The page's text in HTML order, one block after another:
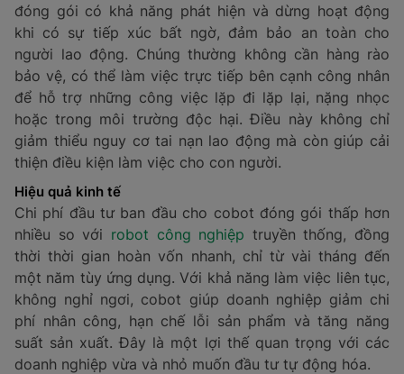
đóng gói có khả năng phát hiện và dừng hoạt động
khi có sự tiếp xúc bất ngờ, đảm bảo an toàn cho
người lao động. Chúng thường không cần hàng rào
bảo vệ, có thể làm việc trực tiếp bên cạnh công nhân
để hỗ trợ những công việc lặp đi lặp lại, nặng nhọc
hoặc trong môi trường độc hại. Điều này không chỉ
giảm thiểu nguy cơ tai nạn lao động mà còn giúp cải
thiện điều kiện làm việc cho con người.
Hiệu quả kinh tế
Chi phí đầu tư ban đầu cho cobot đóng gói thấp hơn
nhiều so với robot công nghiệp truyền thống, đồng
thời thời gian hoàn vốn nhanh, chỉ từ vài tháng đến
một năm tùy ứng dụng. Với khả năng làm việc liên tục,
không nghỉ ngơi, cobot giúp doanh nghiệp giảm chi
phí nhân công, hạn chế lỗi sản phẩm và tăng năng
suất sản xuất. Đây là một lợi thế quan trọng với các
doanh nghiệp vừa và nhỏ muốn đầu tư tự động hóa.